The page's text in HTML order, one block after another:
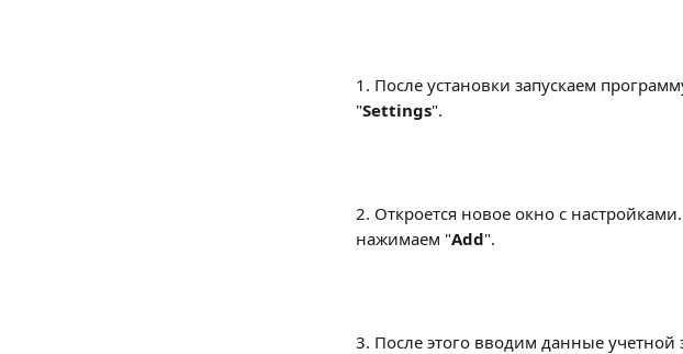
1. После установки запускаем
"Settings".
2. Откроется новое окно с
нажимаем "Add".
3. После этого вводим данные учетной